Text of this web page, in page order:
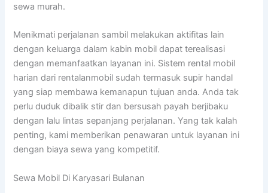
sewa murah.
Menikmati perjalanan sambil melakukan aktifitas lain
dengan keluarga dalam kabin mobil dapat terealisasi
dengan memanfaatkan layanan ini. Sistem rental mobil
harian dari rentalanmobil sudah termasuk supir handal
yang siap membawa kemanapun tujuan anda. Anda tak
perlu duduk dibalik stir dan bersusah payah berjibaku
dengan lalu lintas sepanjang perjalanan. Yang tak kalah
penting, kami memberikan penawaran untuk layanan ini
dengan biaya sewa yang kompetitif.
Sewa Mobil Di Karyasari Bulanan